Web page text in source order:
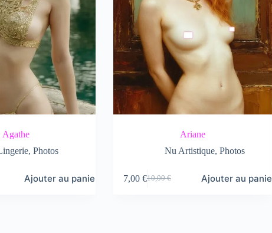
Agathe
, Photos
Ajouter au panier
Ariane
Nu Artistique, Photos
10,00€
Le
7,00 €Le
Ajouter au panier